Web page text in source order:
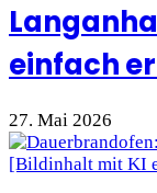
einfach
27. Mai 2026